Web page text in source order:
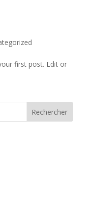
first post. Edit or